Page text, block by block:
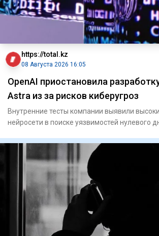
https://total.kz
08 Августа 2026 16:05
OpenAI приостановила
Astra из за рисков киберугроз
Внутренние тесты компании выявили
нейросети в поиске уязвимостей нулевого